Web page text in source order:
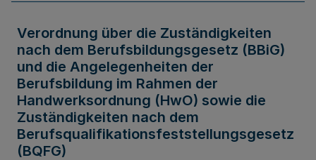
Verordnung über die Zuständigkeiten
nach dem Berufsbildungsgesetz (BBiG)
und die Angelegenheiten der
Berufsbildung im Rahmen der
Handwerksordnung (HwO) sowie die
Zuständigkeiten nach dem
Berufsqualifikationsfeststellungsgesetz
(BQFG)